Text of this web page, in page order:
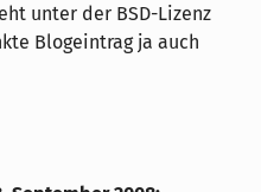
unter der BSD-Lizenz
Blogeintrag ja auch